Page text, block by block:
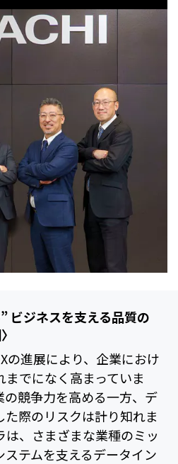
ビジネスを支える品質の
の進展により、企業におけ
でになく高まっていま
の競争力を高める一方、デ
際のリスクは計り知れま
、さまざまな業種のミッ
テムを支えるデータイン